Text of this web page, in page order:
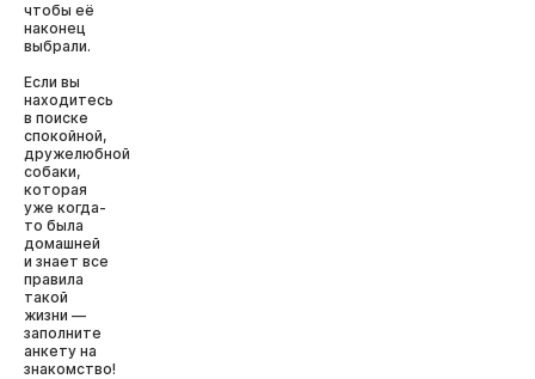
чтобы её
наконец
выбрали.
Если вы
находитесь
в поиске
спокойной,
дружелюбной
собаки,
которая
уже когда-
то была
домашней
и знает все
правила
такой
жизни —
заполните
анкету на
знакомство!